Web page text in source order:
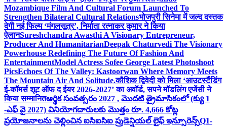
Mozambique Film And Cultural Forum Launched To
Strengthen Bilateral Cultural Relationsभोजपुरी सिनेमा में जल्द दस्तक
देगी नई फिल्म ‘मंगलसूत्र’, निर्माता रत्नाकर कुमार ने किया
ऐलानSureshchandra Awasthi A Visionary Entrepreneur,
Producer And HumanitarianDeepak Chaturvedi The Visionary
Powerhouse Redefining The Future Of Fashion And
EntertainmentModel Actress Sofee George Latest Photoshoot
PicsEchoes Of The Valley: Kastoorwan Where Memory Meets
The Mountain Air And Solitude.कौशिक द्विवेदी को मिला ‘आउटस्टैंडिंग
ई-कॉमर्स शूट ऑफ द ईयर 2026-2027’ का अवॉर्ड, सपने मॉडलिंग एजेंसी ने
किया सम्मानितఆర్థిక సంవత్సరం 2027 , మొదటి త్రైమాసికంలో (క్యు 1
-ఎఫ్ వై 2027) వినియోగదారులకు మొత్తం రూ. 4,666 కోట్ల
ప్రయోజనాలను చెల్లించిన ఐసిఐసిఐ ప్రుడెన్షియల్ లైఫ్ ఇన్సూరెన్స్Q1-